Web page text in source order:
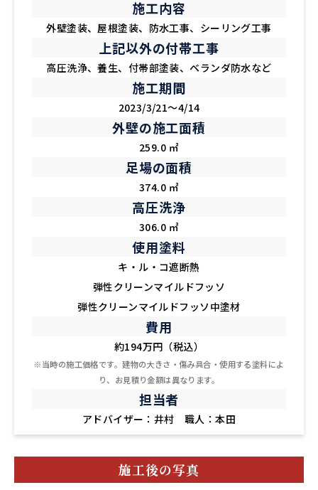
施工内容
外壁塗装、屋根塗装、防水工事、シーリング工事
上記以外の付帯工事
高圧洗浄、養生、付帯部塗装、ベランダ防水など
施工期間
2023/3/21～4/14
外壁の施工面積
259.0 ㎡
足場の面積
374.0 ㎡
高圧洗浄
306.0 ㎡
使用塗料
キ・ル・コ遮断熱
弾性クリーンマイルドフッソ
弾性クリーンマイルドフッソ中塗材
費用
約194万円（税込）
※当時の施工価格です。建物の大きさ・傷み具合・使用する塗料によ
り、お見積り金額は異なります。
担当者
アドバイザー：井村 職人：本田
施工後の写真